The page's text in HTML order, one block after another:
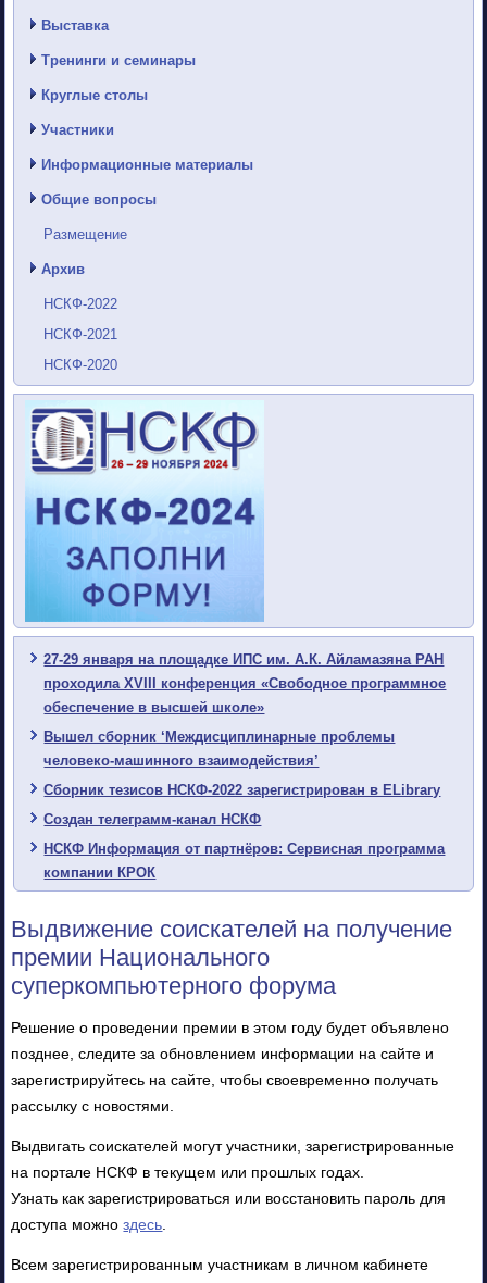
Выставка
Тренинги и семинары
Круглые столы
Участники
Информационные материалы
Общие вопросы
Размещение
Архив
НСКФ-2022
НСКФ-2021
НСКФ-2020
27-29 января на площадке ИПС им. А.К. Айламазяна РАН
проходила XVIII конференция «Свободное программное
обеспечение в высшей школе»
Вышел сборник ‘Междисциплинарные проблемы
человеко-машинного взаимодействия’
Сборник тезисов НСКФ-2022 зарегистрирован в ELibrary
Создан телеграмм-канал НСКФ
НСКФ Информация от партнёров: Сервисная программа
компании КРОК
Выдвижение соискателей на получение
премии Национального
суперкомпьютерного форума
Решение о проведении премии в этом году будет объявлено
позднее, следите за обновлением информации на сайте и
зарегистрируйтесь на сайте, чтобы своевременно получать
рассылку с новостями.
Выдвигать соискателей могут участники, зарегистрированные
на портале НСКФ в текущем или прошлых годах.
Узнать как зарегистрироваться или восстановить пароль для
доступа можноздесь
Всем зарегистрированным участникам в личном кабинете